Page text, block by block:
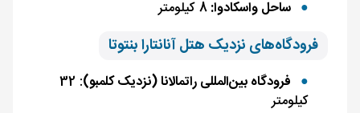
ساحل واسکادوا:8 کیلومتر
فرودگاه‌های نزدیک هتل آنانتارا بنتوتا
فرودگاه بین‌المللی راتمالانا (نزدیک کلمبو) : 32
کیلومتر